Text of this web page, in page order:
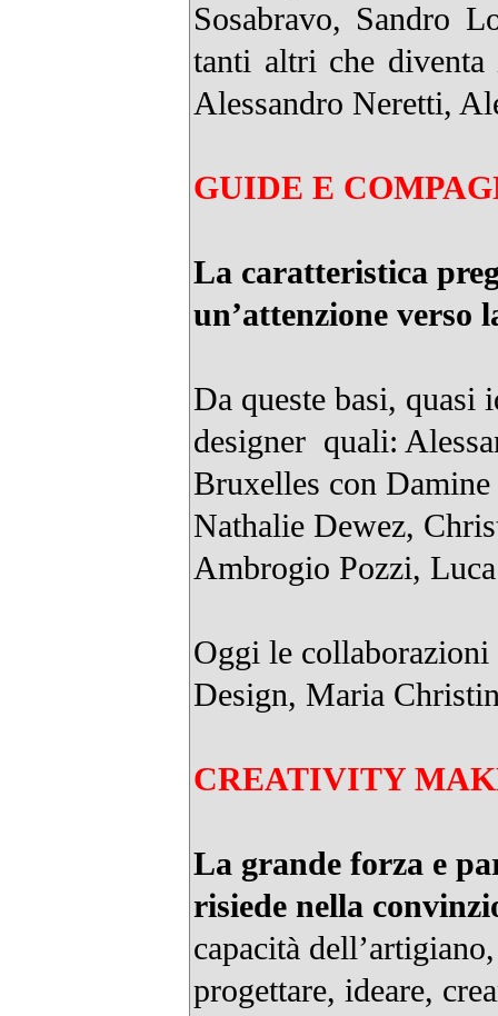
Sosabravo, Sandro
tanti altri che
Alessandro Neretti,
GUIDE E
La caratteristica
un’attenzione verso
Da queste basi,
designer quali:
Bruxelles con
Nathalie Dewez,
Ambrogio Pozzi,
Oggi le
Design, Maria
CREATIVITY
La grande forza e
risiede nella
capacità
progettare, ideare,